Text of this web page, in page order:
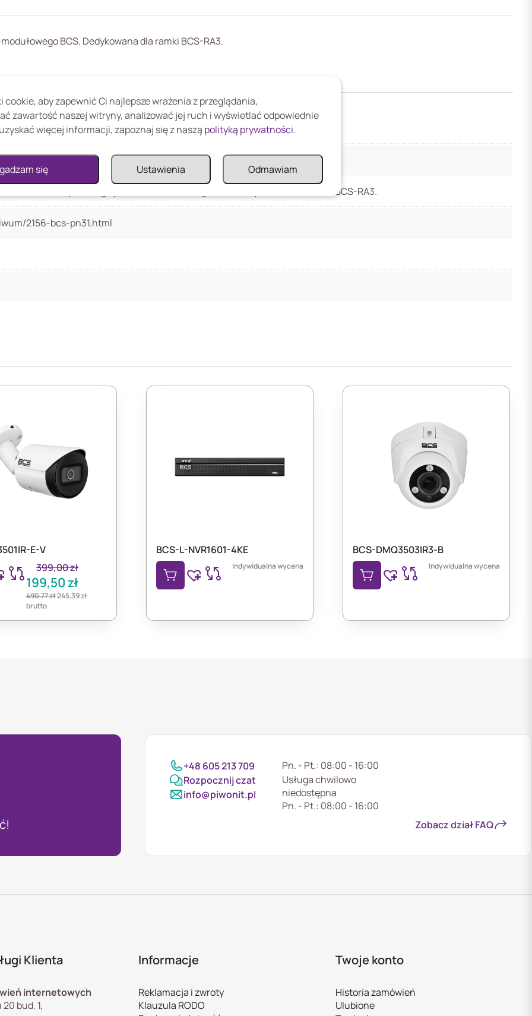
BCS. Dedykowana dla ramki BCS-RA3.
montażu natynkowego panelu 3-modułowego BCS. Dedykowana dla ramki BCS-RA3.
2156-bcs-pn31.html
E-V
399,00zł
199,50 zł
490,77zł245,39zł
brutto
BCS-L-NVR1601-4KE
Indywidualna wycena
BCS-DMQ3503IR3-B
Indywidualna wycena
+48 605 213 709
Rozpocznij czat
info@piwonit.pl
Pn. - Pt.: 08:00 - 16:00
Usługa chwilowo
niedostępna
Pn. - Pt.: 08:00 - 16:00
Zobacz dział FAQ
Klienta
internetowych
bud. 1,
Informacje
Reklamacja i zwroty
Klauzula RODO
Twoje konto
Historia zamówień
Ulubione
cookie, aby zapewnić Ci najlepsze wrażenia z przeglądania,
zawartość naszej witryny, analizować jej ruch i wyświetlać odpowiednie
więcej informacji, zapoznaj się z naszą polityką prywatności.
się Ustawienia Odmawiam